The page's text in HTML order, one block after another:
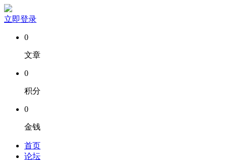
立即登录
0
文章
0
积分
0
金钱
首页
论坛